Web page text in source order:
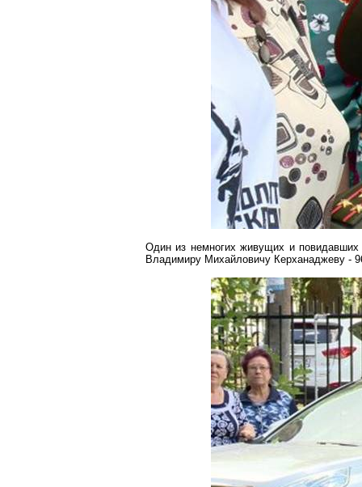
Один из немногих живущих и
Владимиру Михайловичу Керханаджеву -